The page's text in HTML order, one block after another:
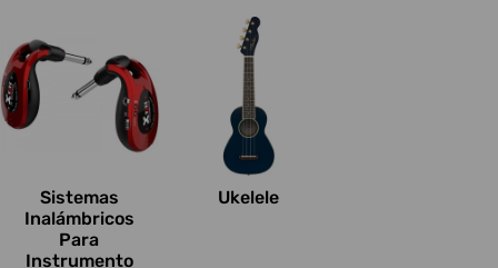
Sistemas
Inalámbricos
Para
Instrumento
Ukelele